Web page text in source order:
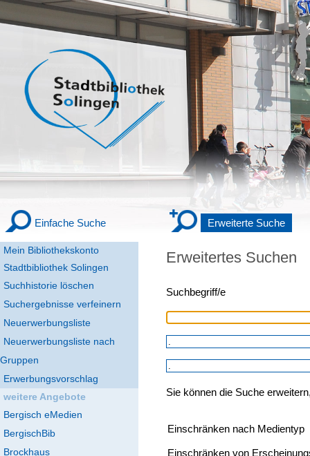
Mein Bibliothekskonto
Stadtbibliothek Solingen
Einfache Suche Erweiterte Suche
Suchhistorie löschen
Suchergebnisse verfeinern
Neuerwerbungsliste
Neuerwerbungsliste nach
Gruppen
Erwerbungsvorschlag
weitere Angebote
Bergisch eMedien
BergischBib
Brockhaus
Erweitertes Suchen
Sie können die Suche
Suchbegriff/e
Einschränken von
Einschränken nach Medientyp